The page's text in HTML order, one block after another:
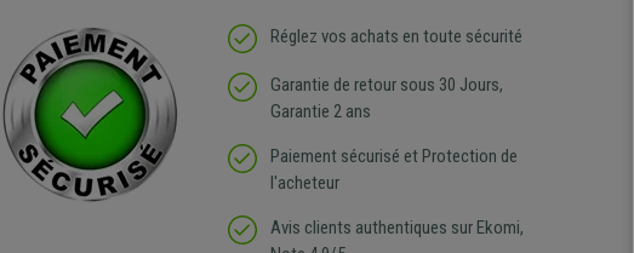
Réglez vos achats en toute sécurité
Garantie de retour sous 30 Jours,
Garantie 2 ans
Paiement sécurisé et Protection de
l'acheteur
Avis clients authentiques sur Ekomi,